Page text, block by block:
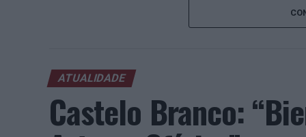
Apesar das desistências de última hora
pelo italiano Luciano Darderi, pelo
Um dos momentos mais aguardados da
Wawrinka ao Estoril, integrado na
ATUALIDADE
Castelo Branco: